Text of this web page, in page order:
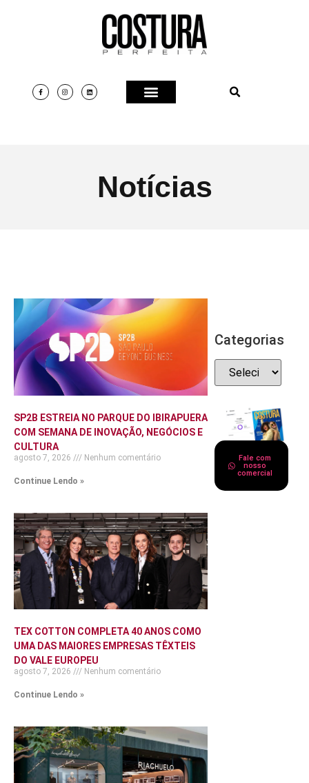
Notícias
SP2B ESTREIA NO PARQUE DO IBIRAPUERA
COM SEMANA DE INOVAÇÃO, NEGÓCIOS E
CULTURA
agosto 7, 2026 Nenhum comentário
Continue Lendo »
TEX COTTON COMPLETA 40 ANOS COMO
UMA DAS MAIORES EMPRESAS TÊXTEIS
DO VALE EUROPEU
agosto 7, 2026 Nenhum comentário
Continue Lendo »
Categorias
Fale com
nosso
comercial